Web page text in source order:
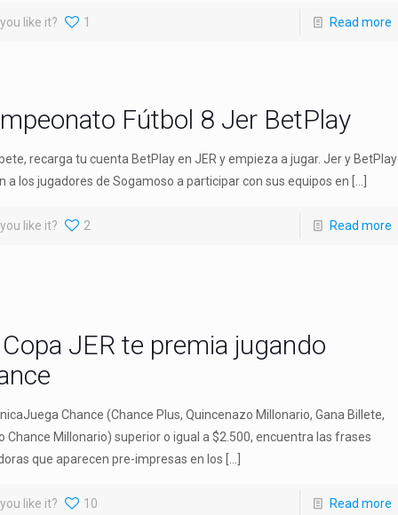
like it? 1 Read more
Fútbol 8 Jer BetPlay
recarga tu cuenta BetPlay en JER y empieza a jugar. Jer y BetPlay
a los jugadores de Sogamoso a participar con sus equipos en
like it? 2 Read more
JER te premia jugando
Chance (Chance Plus, Quincenazo Millonario, Gana Billete,
Chance Millonario) superior o igual a $2.500, encuentra las frases
que aparecen pre-impresas en los […]
like it? 10 Read more